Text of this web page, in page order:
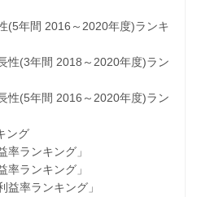
年間 2016～2020年度)ランキ
(3年間 2018～2020年度)ラン
(5年間 2016～2020年度)ラン
ング
ランキング」
ランキング」
率ランキング」